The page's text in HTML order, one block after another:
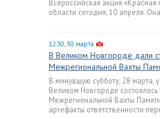
Всероссийская акция
области сегодня, 10 апреля.
12:30, 30 марта
В Великом Новгороде дали
Межрегиональной Вахты
В минувшую субботу, 28 марта,
Великом Новгороде
Межрегиональной Вахты
артефакты ответственности